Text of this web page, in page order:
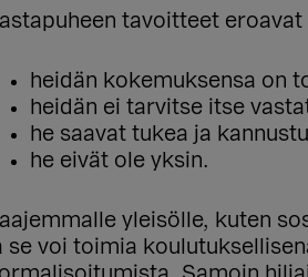
tavoitteet
heidän kokemuksensa on
heidän ei tarvitse itse
he saavat tukea ja
he eivät ole yksin.
yleisölle, kuten
se voi toimia